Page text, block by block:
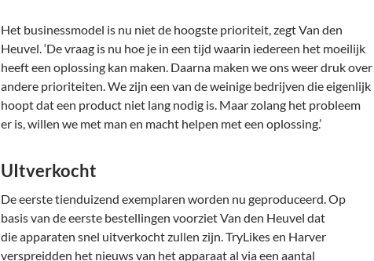
Het businessmodel is nu niet de hoogste prioriteit, zegt Van den
Heuvel. ‘De vraag is nu hoe je in een tijd waarin iedereen het moeilijk
heeft een oplossing kan maken. Daarna maken we ons weer druk over
andere prioriteiten. We zijn een van de weinige bedrijven die eigenlijk
hoopt dat een product niet lang nodig is. Maar zolang het probleem
er is, willen we met man en macht helpen met een oplossing.’
UItverkocht
De eerste tienduizend exemplaren worden nu geproduceerd. Op
basis van de eerste bestellingen voorziet Van den Heuvel dat
die apparaten snel uitverkocht zullen zijn. TryLikes en Harver
verspreidden het nieuws van het apparaat al via een aantal